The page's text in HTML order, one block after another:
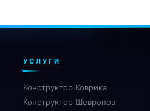
УСЛУГИ
Конструктор Коврика
Конструктор Шевронов